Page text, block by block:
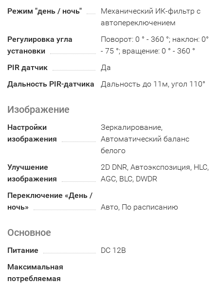
Режим "день / ночь"
Механический ИК-фильтр с
автопереключением
Регулировка угла
установки
Поворот: 0 ° - 360 °; наклон: 0°
- 75 °; вращение: 0 ° - 360 °
PIR датчик
Да
Дальность PIR-датчика
Дальность до 11м, угол 110°
Изображение
Настройки
изображения
Зеркалирование,
Автоматический баланс
белого
Улучшение
изображения
2D DNR, Автоэкспозиция, HLC,
AGC, BLC, DWDR
Переключение «День /
ночь»
Авто, По расписанию
Основное
Питание
DC 12В
Максимальная
потребляемая